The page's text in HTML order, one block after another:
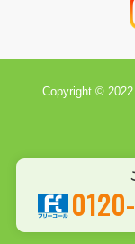
Copyright ©